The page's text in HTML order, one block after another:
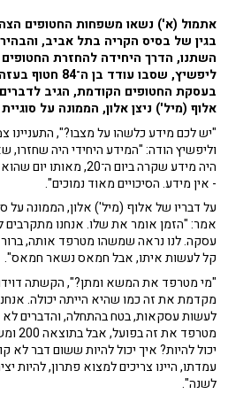
אתמול (א') נשאו משפחות החטופים
בגין של בסיס הקריה בתל אביב,
השתנו, הדרך היחידה להחזרת
ליפשיץ, שסבו
בעסקת החטופים הקודמת, הגיב
אלוף (מיל') ניצן אלון, הממונה על
"יש לכם מידע כלשהו על מצבו?",
וליפשיץ הודה: "המידע היחידי היה
היה מידע שקרה ביום
- אין מידע. הסיכויים מאוד נמוכים".
על דבריו של אלוף (מיל') אלון, הממונה על
עסקה. לנו נראה שמשהו מטרפד אותה,
קל לעשות איתו, אבל חמאס נשאר חמאס".
"מי מטרפד את המשא ומתן?", הקשתה
מקדמת את זה כמו שהיא הייתה יכולה.
לעשות עסקאות, בטח בהתחלה, והדברים לא
יכול להיות? איך יכול להיות ששום דבר
עמדתו, היינו צריכים למצוא פתרון, להיות
לשנה".